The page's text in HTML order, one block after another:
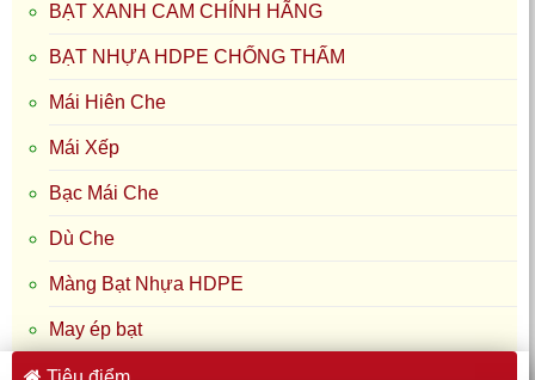
BẠT XANH CAM CHÍNH HÃNG
BẠT NHỰA HDPE CHỐNG THẤM
Mái Hiên Che
Mái Xếp
Bạc Mái Che
Dù Che
Màng Bạt Nhựa HDPE
May ép bạt